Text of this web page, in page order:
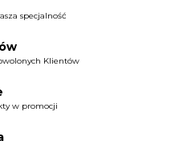
specjalność
Klientów
w promocji